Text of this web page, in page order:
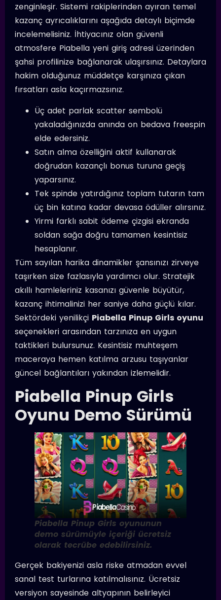
zenginleşir. Sistemi rakiplerinden ayıran temel
kazanç ayrıcalıklarını aşağıda detaylı biçimde
incelemelisiniz. İhtiyacınız olan güvenli
atmosfere Piabella yeni giriş adresi üzerinden
şahsi profilinize bağlanarak ulaşırsınız. Detaylara
hakim olduğunuz müddetçe karşınıza çıkan
fırsatları asla kaçırmazsınız.
Üç adet parlak scatter sembolü
yakaladığınızda anında on bedava freespin
elde edersiniz.
Satın alma özelliğini aktif kullanarak
doğrudan kazançlı bonus turuna geçiş
yaparsınız.
Tek spinde yatırdığınız toplam tutarın tam
üç bin katına kadar devasa ödüller alırsınız.
Yirmi farklı sabit ödeme çizgisi ekranda
soldan sağa doğru tamamen kesintisiz
hesaplanır.
Tüm sayılan harika dinamikler şansınızı zirveye
taşırken size fazlasıyla yardımcı olur. Stratejik
akıllı hamleleriniz kasanızı güvenle büyütür,
kazanç ihtimalinizi her saniye daha güçlü kılar.
Sektördeki yenilikçi Piabella Pinup Girls oyunu
seçenekleri arasından tarzınıza en uygun
taktikleri bulursunuz. Kesintisiz muhteşem
maceraya hemen katılma arzusu taşıyanlar
güncel bağlantıları yakından izlemelidir.
Piabella Pinup Girls
Oyunu Demo Sürümü
Piabella Pinup Girls oyununun
demo sürümüyle içeriği ücretsiz
olarak tecrübe edebilirsiniz.
Gerçek bakiyenizi asla riske atmadan evvel
sanal test turlarına katılmalısınız. Ücretsiz
versiyon sayesinde altyapının belirleyici